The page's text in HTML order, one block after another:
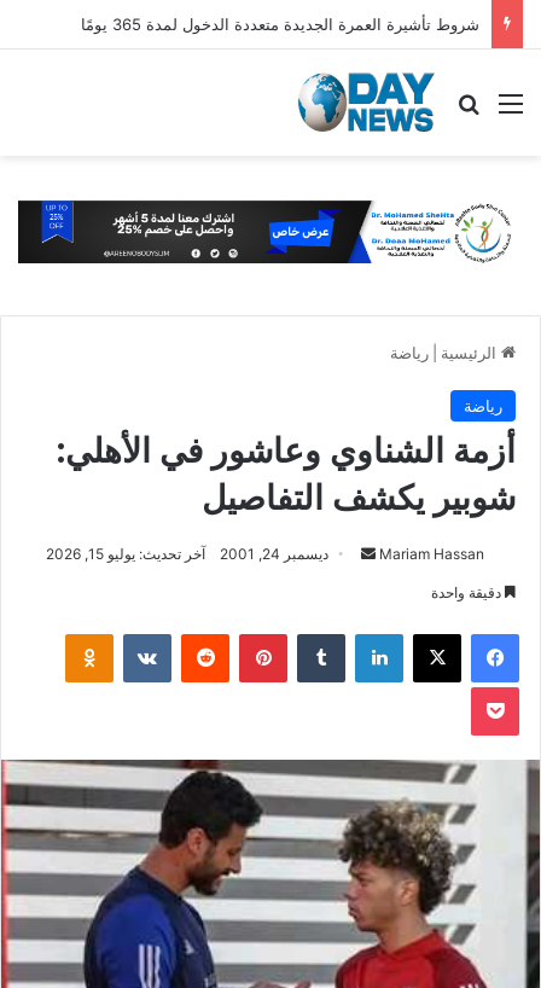
شروط تأشيرة العمرة الجديدة متعددة الدخول لمدة 365 يومًا
القائمة بحث عن
الرئيسية رياضة
رياضة
أزمة الشناوي وعاشور في الأهلي:
شوبير يكشف التفاصيل
Mariam Hassan
أرسل ديسمبر 24, 2001 آخر تحديث: يوليو 15, 2026
دقيقة واحدة
فيسبوك ‫X لينكدإن بينتيريست
‫Pocket